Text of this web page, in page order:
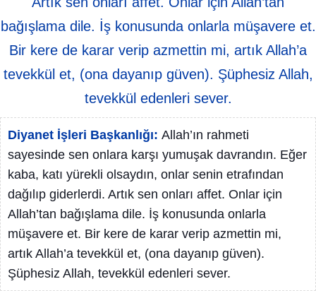
bağışlama dile. İş konusunda onlarla müşavere et.
Bir kere de karar verip azmettin mi, artık Allah’a
tevekkül et, (ona dayanıp güven). Şüphesiz Allah,
tevekkül edenleri sever.
Diyanet İşleri Başkanlığı: Allah’ın rahmeti
sayesinde sen onlara karşı yumuşak davrandın. Eğer
kaba, katı yürekli olsaydın, onlar senin etrafından
dağılıp giderlerdi. Artık sen onları affet. Onlar için
Allah’tan bağışlama dile. İş konusunda onlarla
müşavere et. Bir kere de karar verip azmettin mi,
artık Allah’a tevekkül et, (ona dayanıp güven).
Şüphesiz Allah, tevekkül edenleri sever.